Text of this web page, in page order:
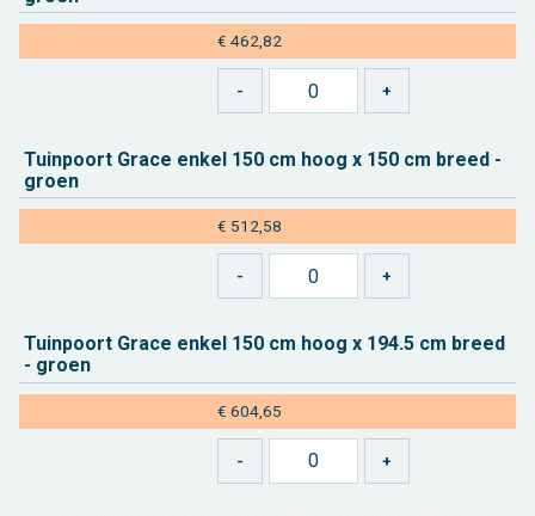
€ 462,82
Tuin­poort Grace enkel 150 cm hoog x 150 cm breed -
groen
€ 512,58
Tuin­poort Grace enkel 150 cm hoog x 194.5 cm breed
- groen
€ 604,65